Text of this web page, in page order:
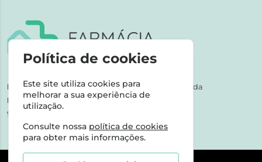
NIPC:507 590 490 | Farmácias Tarige Unipessoal Lda
Horário de Atendimento:
9-17h dias úteis
Política de cookies
Este site utiliza cookies para
melhorar a sua experiência de
utilização.
Consulte nossa política de cookies
para obter mais informações.